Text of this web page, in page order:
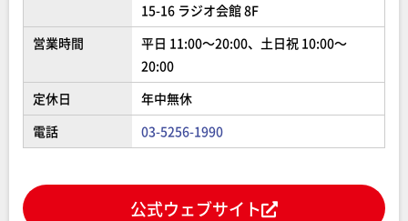
15-16 ラジオ会館 8F
営業時間
平日 11:00～20:00、土日祝 10:00～
20:00
定休日
年中無休
電話
03-5256-1990
公式ウェブサイト